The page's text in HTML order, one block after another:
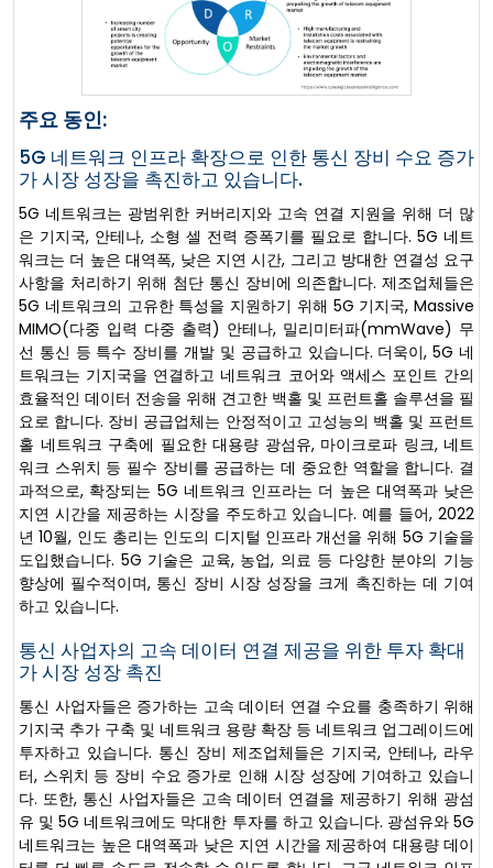
주요 동인:
5G 네트워크 인프라 확장으로 인한 통신 장비 수요 증가
가 시장 성장을 촉진하고 있습니다.
5G 네트워크는 광범위한 커버리지와 고속 연결 지원을 위해 더 많
은 기지국, 안테나, 소형 셀 전력 증폭기를 필요로 합니다. 5G 네트
워크는 더 높은 대역폭, 낮은 지연 시간, 그리고 방대한 연결성 요구
사항을 처리하기 위해 첨단 통신 장비에 의존합니다. 제조업체들은
5G 네트워크의 고유한 특성을 지원하기 위해 5G 기지국, Massive
MIMO(다중 입력 다중 출력) 안테나, 밀리미터파(mmWave) 무
선 통신 등 특수 장비를 개발 및 공급하고 있습니다. 더욱이, 5G 네
트워크는 기지국을 연결하고 네트워크 코어와 액세스 포인트 간의
효율적인 데이터 전송을 위해 견고한 백홀 및 프런트홀 솔루션을 필
요로 합니다. 장비 공급업체는 안정적이고 고성능의 백홀 및 프런트
홀 네트워크 구축에 필요한 대용량 광섬유, 마이크로파 링크, 네트
워크 스위치 등 필수 장비를 공급하는 데 중요한 역할을 합니다. 결
과적으로, 확장되는 5G 네트워크 인프라는 더 높은 대역폭과 낮은
지연 시간을 제공하는 시장을 주도하고 있습니다. 예를 들어, 2022
년 10월, 인도 총리는 인도의 디지털 인프라 개선을 위해 5G 기술을
도입했습니다. 5G 기술은 교육, 농업, 의료 등 다양한 분야의 기능
향상에 필수적이며, 통신 장비 시장 성장을 크게 촉진하는 데 기여
하고 있습니다.
통신 사업자의 고속 데이터 연결 제공을 위한 투자 확대
가 시장 성장 촉진
통신 사업자들은 증가하는 고속 데이터 연결 수요를 충족하기 위해
기지국 추가 구축 및 네트워크 용량 확장 등 네트워크 업그레이드에
투자하고 있습니다. 통신 장비 제조업체들은 기지국, 안테나, 라우
터, 스위치 등 장비 수요 증가로 인해 시장 성장에 기여하고 있습니
다. 또한, 통신 사업자들은 고속 데이터 연결을 제공하기 위해 광섬
유 및 5G 네트워크에도 막대한 투자를 하고 있습니다. 광섬유와 5G
네트워크는 높은 대역폭과 낮은 지연 시간을 제공하여 대용량 데이